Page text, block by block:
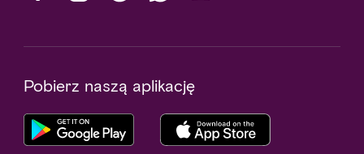
Pobierz naszą aplikację